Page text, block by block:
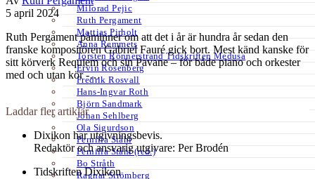
Milorad Pejic
Ruth Pergament
Mattias Pirholt
Anna Remmets
Torsten Rönnerstrand Tidskriften Medusa
Ervin Rosenberg
Fredrik Rosvall
Hans-Ingvar Roth
Björn Sandmark
Johan Sehlberg
Ola Sigurdson
Pernilla Ståhl
Pernilla Ståhl (red.)
Bo Stråth
Ragnar Strömberg
5 april 2024
Ruth Pergament påminner om att det i år är hundra år sedan den
franske kompositören Gabriel Fauré gick bort. Mest känd kanske för
sitt körverk Requiem och sin Pavane – för både piano och orkester
med och utan kör -…
Laddar fler artiklar
Dixikon har utgivningsbevis.
Redaktör och ansvarig utgivare: Per Brodén
Tidskriften Dixikon